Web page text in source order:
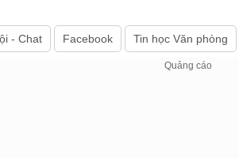
- Chat Facebook Tin học Văn phòng